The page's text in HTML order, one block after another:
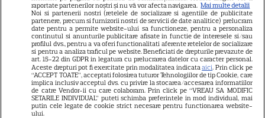
ARTICOLE PARTENERI
Horoscop 30 iulie 2026. Tauriii
raportate partenerilor noștri și nu vă vor afecta navigarea. Mai multe detalii
Noi si partenerii nostri (retelele de socializare si agentiile de publicitate
partenere, precum si furnizorii nostri de servicii de date analitice) prelucram
date pentru a permite website-ului sa functioneze, pentru a personaliza
continutul si anunturile publicitare afisate in functie de interesele si/sau
profilul dvs., pentru a va oferi functionalitati aferente retelelor de socializare
si pentru a analiza traficul pe website. Beneficiati de drepturile prevazute de
art. 15-22 din GDPR in legatura cu prelucrarea datelor cu caracter personal.
Aceste drepturi pot fi exercitate prin modalitatea indicataaici. Prin click pe
“ACCEPT TOATE”, acceptati folosirea tuturor Tehnologiilor de tip Cookie, care
implica inclusiv acceptul dvs. cu privire la stocarea/accesarea informatiilor
de catre Vendor-ii cu care colaboram. Prin click pe “VREAU SA MODIFIC
SETARILE INDIVIDUAL” puteti schimba preferintele in mod individual, mai
putin cele legate de cookie strict necesare pentru functionarea website-
ului.